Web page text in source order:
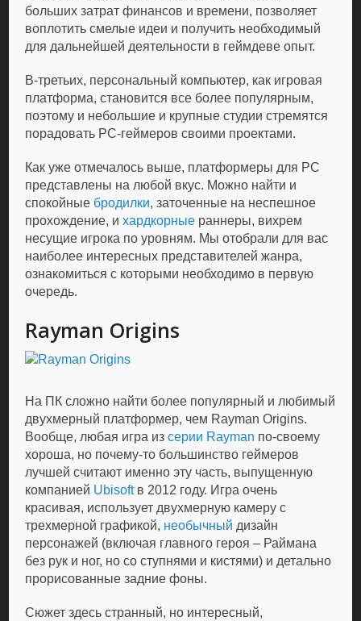
больших затрат финансов и времени, позволяет
воплотить смелые идеи и получить необходимый
для дальнейшей деятельности в геймдеве опыт.
В-третьих, персональный компьютер, как игровая
платформа, становится все более популярным,
поэтому и небольшие и крупные студии стремятся
порадовать РС-геймеров своими проектами.
Как уже отмечалось выше, платформеры для РС
представлены на любой вкус. Можно найти и
спокойные бродилки, заточенные на неспешное
прохождение, ихардкорные раннеры, вихрем
несущие игрока по уровням. Мы отобрали для вас
наиболее интересных представителей жанра,
ознакомиться с которыми необходимо в первую
очередь.
Rayman Origins
На ПК сложно найти более популярный и любимый
двухмерный платформер, чем Rayman Origins.
Вообще, любая игра изсерии Rayman по-своему
хороша, но почему-то большинство геймеров
лучшей считают именно эту часть, выпущенную
компанией Ubisoftв 2012 году. Игра очень
красивая, использует двухмерную камеру с
трехмерной графикой, необычный дизайн
персонажей (включая главного героя – Раймана
без рук и ног, но со ступнями и кистями) и детально
прорисованные задние фоны.
Сюжет здесь странный, но интересный,